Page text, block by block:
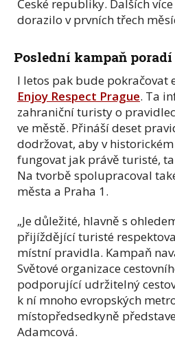
České republiky. Dalších
dorazilo v prvních třech
Poslední kampaň
I letos pak bude pokračovat
Enjoy Respect Prague. Ta
zahraniční turisty o
ve městě. Přináší deset
dodržovat, aby v
fungovat jak právě turisté,
Na tvorbě spolupracoval
města a Praha 1.
„Je důležité, hlavně s
přijíždějící turisté
místní pravidla. Kampaň
Světové organizace
podporující udržitelný
k ní mnoho evropských
místopředsedkyně
Adamcová.